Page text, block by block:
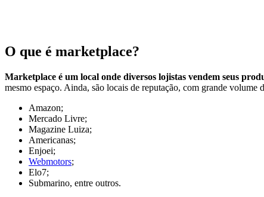
O que é marketplace?
Marketplace é um local onde diversos lojistas vendem seus
mesmo espaço. Ainda, são locais de reputação, com grande
Amazon;
Mercado Livre;
Magazine Luiza;
Americanas;
Enjoei;
Webmotors;
Elo7;
Submarino, entre outros.